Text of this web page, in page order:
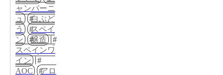
ャンパーニ
ュ
白ぶど
う
スペイ
ン
醸造
スペインワ
イン
AOC
アロ